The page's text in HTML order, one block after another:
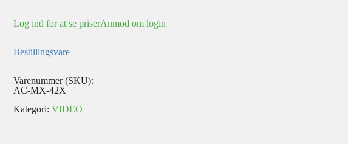
Log ind for at se priserAnmod om login
Bestillingsvare
Varenummer (SKU):
AC-MX-42X
Kategori: VIDEO